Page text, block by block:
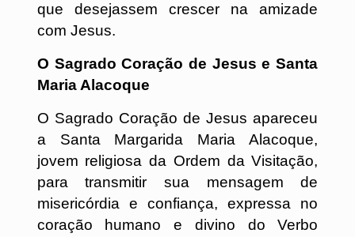
que desejassem crescer na amizade
com Jesus.
O Sagrado Coração de Jesus e Santa
Maria Alacoque
O Sagrado Coração de Jesus apareceu
a Santa Margarida Maria Alacoque,
jovem religiosa da Ordem da Visitação,
para transmitir sua mensagem de
misericórdia e confiança, expressa no
coração humano e divino do Verbo